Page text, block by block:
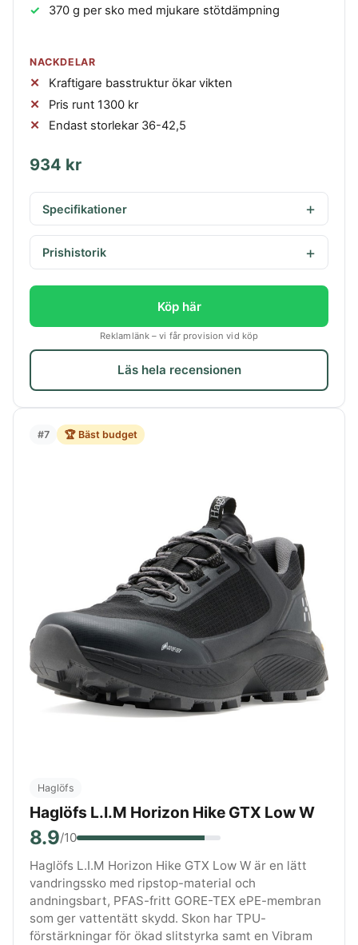
370 g per sko med mjukare stötdämpning
NACKDELAR
Kraftigare basstruktur ökar vikten
Pris runt 1300 kr
Endast storlekar 36-42,5
934 kr
Specifikationer
Prishistorik
Köp här
Reklamlänk – vi får provision vid köp
Läs hela recensionen
#7 🏆 Bäst budget
Haglöfs
Haglöfs L.I.M Horizon Hike GTX Low W
8.9/10
Haglöfs L.I.M Horizon Hike GTX Low W är en lätt
vandringssko med ripstop-material och
andningsbart, PFAS-fritt GORE-TEX ePE-membran
som ger vattentätt skydd. Skon har TPU-
förstärkningar för ökad slitstyrka samt en Vibram